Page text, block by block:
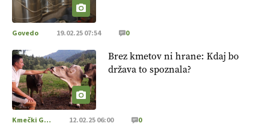
Govedo 19.02.25 07:54 0
Brez kmetov ni hrane: Kdaj bo
država to spoznala?
Kmečki Glas 12.02.25 06:00 0